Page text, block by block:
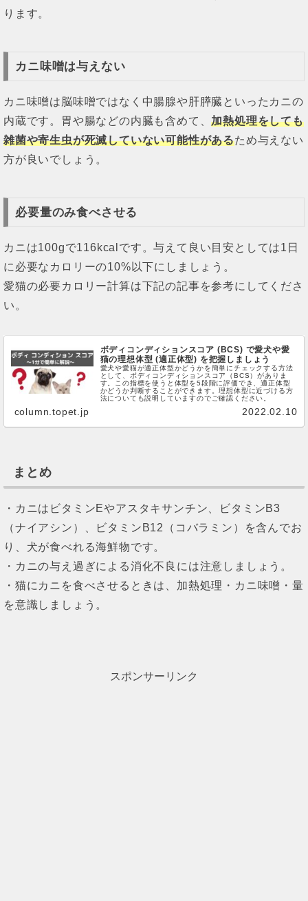
ります。
カニ味噌は与えない
カニ味噌は脳味噌ではなく中腸腺や肝膵臓といったカニの
内蔵です。胃や腸などの内臓も含めて、加熱処理をしても
雑菌や寄生虫が死滅していない可能性があるため与えない
方が良いでしょう。
必要量のみ食べさせる
カニは100gで116kcalです。与えて良い目安としては1日
に必要なカロリーの10%以下にしましょう。
愛猫の必要カロリー計算は下記の記事を参考にしてくださ
い。
ボディコンディションスコア (BCS) で愛犬や愛
猫の理想体型 (適正体型) を把握しましょう
愛犬や愛猫が適正体型かどうかを簡単にチェックする方法
として、ボディコンディションスコア（BCS）がありま
す。この指標を使うと体型を5段階に評価でき、適正体型
かどうか判断することができます。理想体型に近づける方
法についても説明していますのでご確認ください。
column.topet.jp 2022.02.10
まとめ
・カニはビタミンEやアスタキサンチン、ビタミンB3
（ナイアシン）、ビタミンB12（コバラミン）を含んでお
り、犬が食べれる海鮮物です。
・カニの与え過ぎによる消化不良には注意しましょう。
・猫にカニを食べさせるときは、加熱処理・カニ味噌・量
を意識しましょう。
スポンサーリンク